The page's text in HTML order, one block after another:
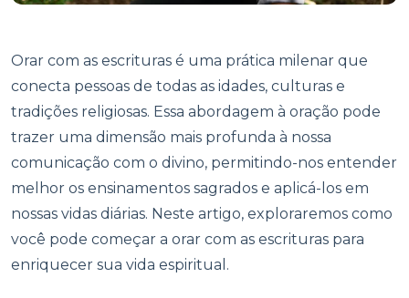
Orar com as escrituras é uma prática milenar que
conecta pessoas de todas as idades, culturas e
tradições religiosas. Essa abordagem à oração pode
trazer uma dimensão mais profunda à nossa
comunicação com o divino, permitindo-nos entender
melhor os ensinamentos sagrados e aplicá-los em
nossas vidas diárias. Neste artigo, exploraremos como
você pode começar a orar com as escrituras para
enriquecer sua vida espiritual.